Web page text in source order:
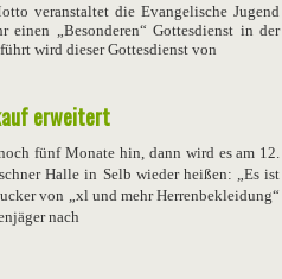
veranstaltet die Evangelische Jugend
einen „Besonderen“ Gottesdienst in der
wird dieser Gottesdienst von
erweitert
fünf Monate hin, dann wird es am 12.
Halle in Selb wieder heißen: „Es ist
von „xl und mehr Herrenbekleidung“
nach